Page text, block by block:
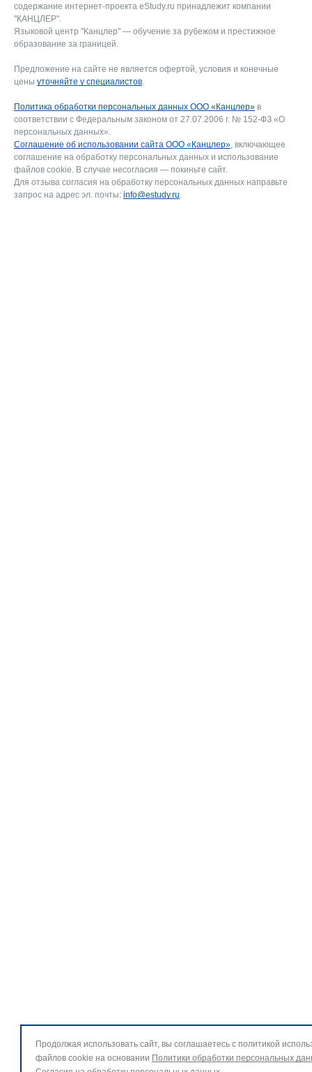
содержание интернет-проекта eStudy.ru принадлежит компании
"КАНЦЛЕР".
Языковой центр "Канцлер" — обучение за рубежом и престижное
образование за границей.
Предложение на сайте не является офертой, условия и конечные
цены уточняйте у специалистов.
Политика обработки персональных данных ООО «Канцлер» в
соответствии с Федеральным законом от 27.07.2006 г. № 152-ФЗ «О
персональных данных».
Соглашение об использовании сайта ООО «Канцлер», включающее
соглашение на обработку персональных данных и использование
файлов cookie. В случае несогласия — покиньте сайт.
Для отзыва согласия на обработку персональных данных направьте
запрос на адрес эл. почты: info@estudy.ru.
Продолжая использовать сайт, вы соглашаетесь с политикой
файлов cookie на основании Политики обработки персональных